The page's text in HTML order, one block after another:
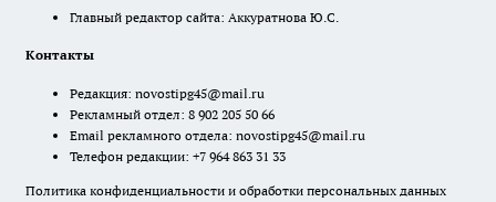
Главный редактор сайта: Аккуратнова Ю.С.
Контакты
Редакция: novostipg45@mail.ru
Рекламный отдел: 8 902 205 50 66
Email рекламного отдела: novostipg45@mail.ru
Телефон редакции: +7 964 863 31 33
Политика конфиденциальности и обработки персональных данных